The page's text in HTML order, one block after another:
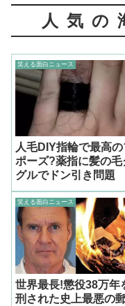
人気の
笑える面白ニュース
人毛DIY指輪で最高の
ポーズ?薬指に髪の毛
グルでドン引き問題
笑える面白ニュース
世界最長!懲役38万年
刑された史上最悪の